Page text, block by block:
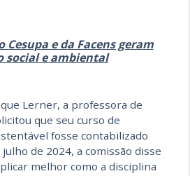
Cesupa e da Facens geram
social e ambiental
Lerner, a professora de
que seu curso de
fosse contabilizado
de 2024, a comissão disse
melhor como a disciplina